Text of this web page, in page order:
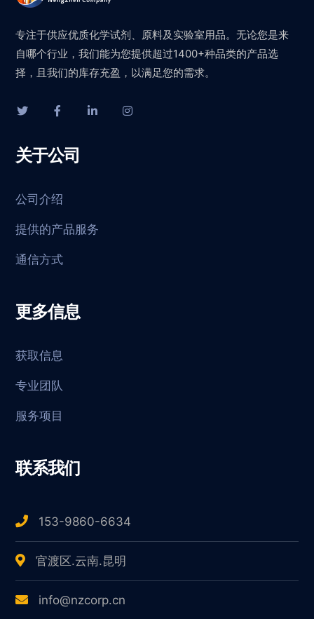
专注于供应优质化学试剂、原料及实验室用品。无论您是来
自哪个行业，我们能为您提供超过1400+种品类的产品选
择，且我们的库存充盈，以满足您的需求。
关于公司
公司介绍
提供的产品服务
通信方式
更多信息
获取信息
专业团队
服务项目
联系我们
153-9860-6634
官渡区.云南.昆明
info@nzcorp.cn